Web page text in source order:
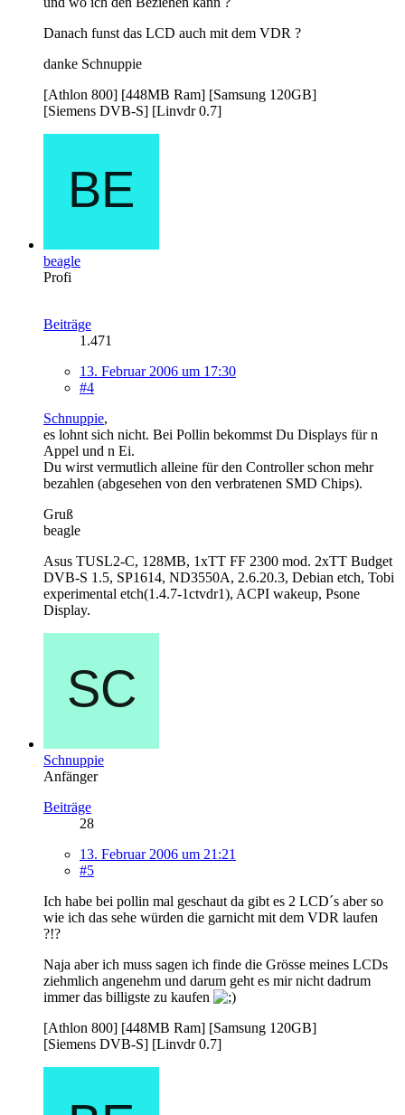
Danach funst das LCD auch mit dem VDR ?
danke Schnuppie
[Athlon 800] [448MB Ram] [Samsung 120GB]
[Siemens DVB-S] [Linvdr 0.7]
beagle
Profi
Beiträge
1.471
13. Februar 2006 um 17:30
#4
Schnuppie,
es lohnt sich nicht. Bei Pollin bekommst Du Displays für n
Appel und n Ei.
Du wirst vermutlich alleine für den Controller schon mehr
bezahlen (abgesehen von den verbratenen SMD Chips).
Gruß
beagle
Asus TUSL2-C, 128MB, 1xTT FF 2300 mod. 2xTT Budget
DVB-S 1.5, SP1614, ND3550A, 2.6.20.3, Debian etch, Tobi
experimental etch(1.4.7-1ctvdr1), ACPI wakeup, Psone
Display.
Schnuppie
Anfänger
Beiträge
28
13. Februar 2006 um 21:21
#5
Ich habe bei pollin mal geschaut da gibt es 2 LCD´s aber so
wie ich das sehe würden die garnicht mit dem VDR laufen
?!?
Naja aber ich muss sagen ich finde die Grösse meines LCDs
ziehmlich angenehm und darum geht es mir nicht dadrum
immer das billigste zu kaufen
[Athlon 800] [448MB Ram] [Samsung 120GB]
[Siemens DVB-S] [Linvdr 0.7]